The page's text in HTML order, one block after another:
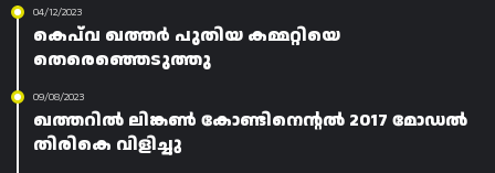
04/12/2023
കെപ്‌വ ഖത്തർ പുതിയ കമ്മറ്റിയെ
തെരെഞ്ഞെടുത്തു
09/08/2023
ഖത്തറിൽ ലിങ്കൺ കോണ്ടിനെന്റൽ 2017 മോഡൽ
തിരികെ വിളിച്ചു